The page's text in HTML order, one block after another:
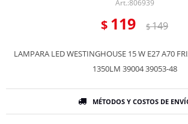
806939
$ 119 $149
LAMPARA LED WESTINGHOUSE 15 W E27 A70
1350LM 39004 39053-48
MÉTODOS Y COSTOS DE